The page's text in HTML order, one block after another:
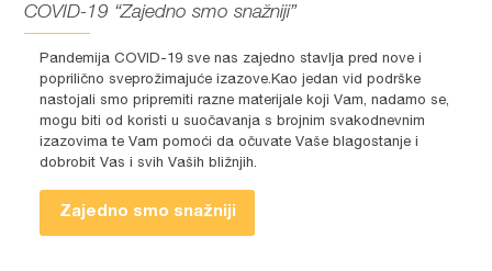
COVID-19 “Zajedno smo snažniji”
Pandemija COVID-19 sve nas zajedno stavlja pred nove i
poprilično sveprožimajuće izazove.Kao jedan vid podrške
nastojali smo pripremiti razne materijale koji Vam, nadamo se,
mogu biti od koristi u suočavanja s brojnim svakodnevnim
izazovima te Vam pomoći da očuvate Vaše blagostanje i
dobrobit Vas i svih Vaših bližnjih.
Zajedno smo snažniji